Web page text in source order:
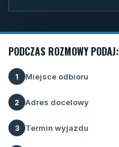
PODCZAS ROZMOWY PODAJ:
1 Miejsce odbioru
2 Adres docelowy
3 Termin wyjazdu